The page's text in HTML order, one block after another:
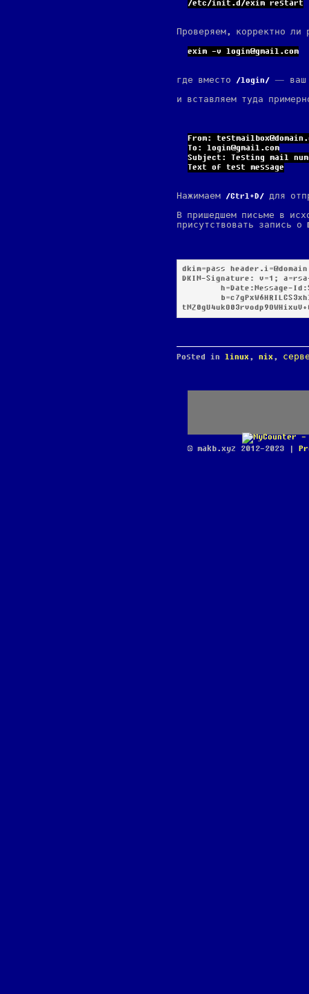
/etc/init.d/exim restart
Проверяем, корректно ли
exim -v login@gmail .com
где вместо login
— ваш
и вставляем туда
From: testmailbox@domain
To: login@gmail .com
Subject: Testing mail
Text of test message
Нажимаем Ctrl+D
для
В пришедшем письме в
присутствовать запись о
dkim=pass
DKIM-Signature: v=1;
Posted in linux , nix ,
© makb.xyz 2012-2023 |